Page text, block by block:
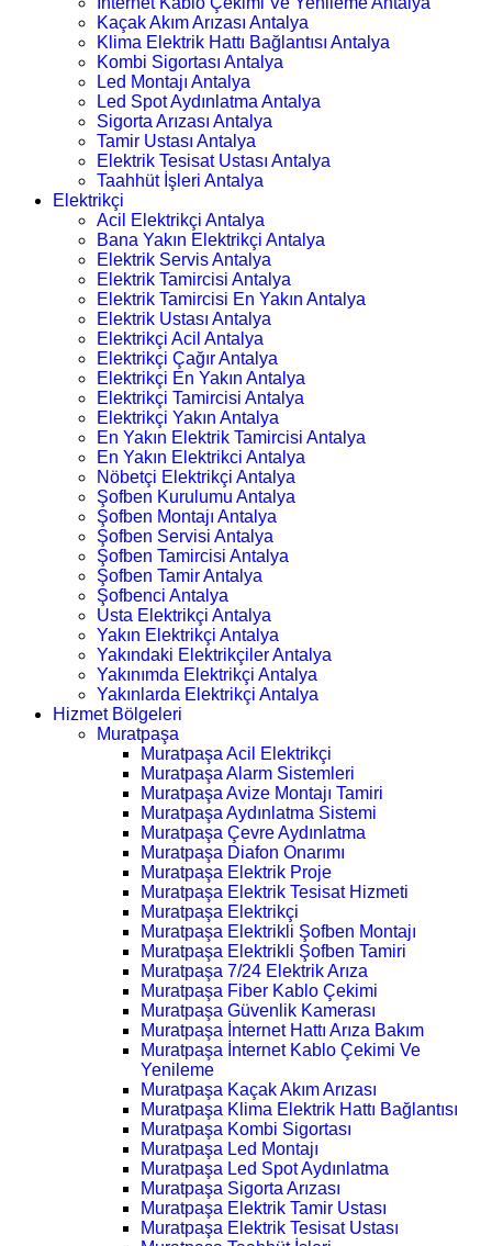
Kaçak Akım Arızası Antalya
Klima Elektrik Hattı Bağlantısı Antalya
Kombi Sigortası Antalya
Led Montajı Antalya
Led Spot Aydınlatma Antalya
Sigorta Arızası Antalya
Tamir Ustası Antalya
Elektrik Tesisat Ustası Antalya
Taahhüt İşleri Antalya
Elektrikçi
Acil Elektrikçi Antalya
Bana Yakın Elektrikçi Antalya
Elektrik Servis Antalya
Elektrik Tamircisi Antalya
Elektrik Tamircisi En Yakın Antalya
Elektrik Ustası Antalya
Elektrikçi Acil Antalya
Elektrikçi Çağır Antalya
Elektrikçi En Yakın Antalya
Elektrikçi Tamircisi Antalya
Elektrikçi Yakın Antalya
En Yakın Elektrik Tamircisi Antalya
En Yakın Elektrikci Antalya
Nöbetçi Elektrikçi Antalya
Şofben Kurulumu Antalya
Şofben Montajı Antalya
Şofben Servisi Antalya
Şofben Tamircisi Antalya
Şofben Tamir Antalya
Şofbenci Antalya
Usta Elektrikçi Antalya
Yakın Elektrikçi Antalya
Yakındaki Elektrikçiler Antalya
Yakınımda Elektrikçi Antalya
Yakınlarda Elektrikçi Antalya
Hizmet Bölgeleri
Muratpaşa
Muratpaşa Acil Elektrikçi
Muratpaşa Alarm Sistemleri
Muratpaşa Avize Montajı Tamiri
Muratpaşa Aydınlatma Sistemi
Muratpaşa Çevre Aydınlatma
Muratpaşa Diafon Onarımı
Muratpaşa Elektrik Proje
Muratpaşa Elektrik Tesisat Hizmeti
Muratpaşa Elektrikçi
Muratpaşa Elektrikli Şofben Montajı
Muratpaşa Elektrikli Şofben Tamiri
Muratpaşa 7/24 Elektrik Arıza
Muratpaşa Fiber Kablo Çekimi
Muratpaşa Güvenlik Kamerası
Muratpaşa İnternet Hattı Arıza Bakım
Muratpaşa İnternet Kablo Çekimi Ve
Yenileme
Muratpaşa Kaçak Akım Arızası
Muratpaşa Klima Elektrik Hattı Bağlantısı
Muratpaşa Kombi Sigortası
Muratpaşa Led Montajı
Muratpaşa Led Spot Aydınlatma
Muratpaşa Sigorta Arızası
Muratpaşa Elektrik Tamir Ustası
Muratpaşa Elektrik Tesisat Ustası